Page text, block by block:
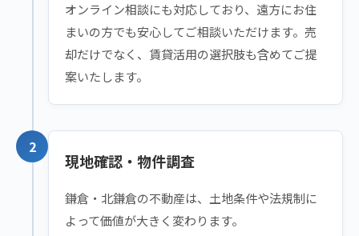
オンライン相談にも対応しており、遠方にお住
まいの方でも安心してご相談いただけます。売
却だけでなく、賃貸活用の選択肢も含めてご提
案いたします。
2
現地確認・物件調査
鎌倉・北鎌倉の不動産は、土地条件や法規制に
よって価値が大きく変わります。